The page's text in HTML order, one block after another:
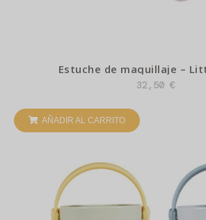
Estuche de maquillaje –
32,50 €
AÑADIR AL CARRITO